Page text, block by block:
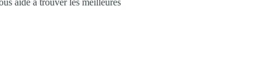
aide à trouver les meilleures